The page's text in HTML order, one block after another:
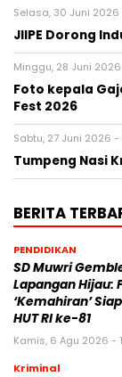
Selasa, 30 Juni 2026 -
JIIPE Dorong
Minggu, 28 Juni
Foto kepala
Fest 2026
Sabtu, 27 Juni 2026 -
Tumpeng Nasi
BERITA
PENDIDIKAN
SD Muwri
Lapangan Hijau:
‘Kemahiran’
HUT RI ke-81
Kamis, 6 Agu 2026 -
Kriminal